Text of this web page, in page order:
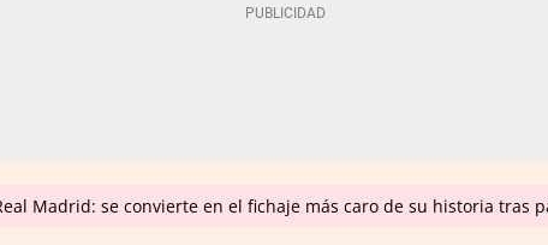
Madrid: se convierte en el fichaje más caro de su historia tras